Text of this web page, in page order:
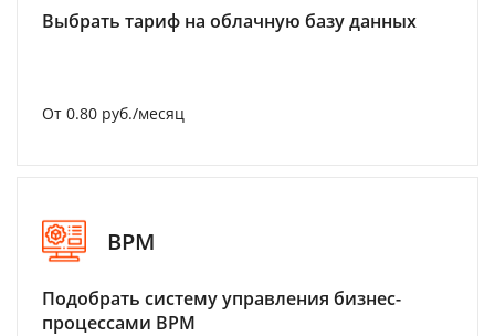
Выбрать тариф на облачную базу данных
От 0.80 руб./месяц
BPM
Подобрать систему управления бизнес-
процессами BPM